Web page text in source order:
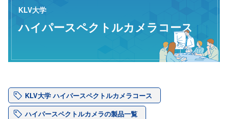
KLV大学
ハイパースペクトルカメラコース
KLV大学 ハイパースペクトルカメラコース
ハイパースペクトルカメラの製品一覧